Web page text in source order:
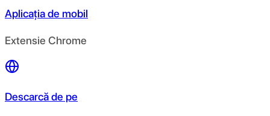
Aplicația de mobil
Extensie Chrome
Descarcă de pe